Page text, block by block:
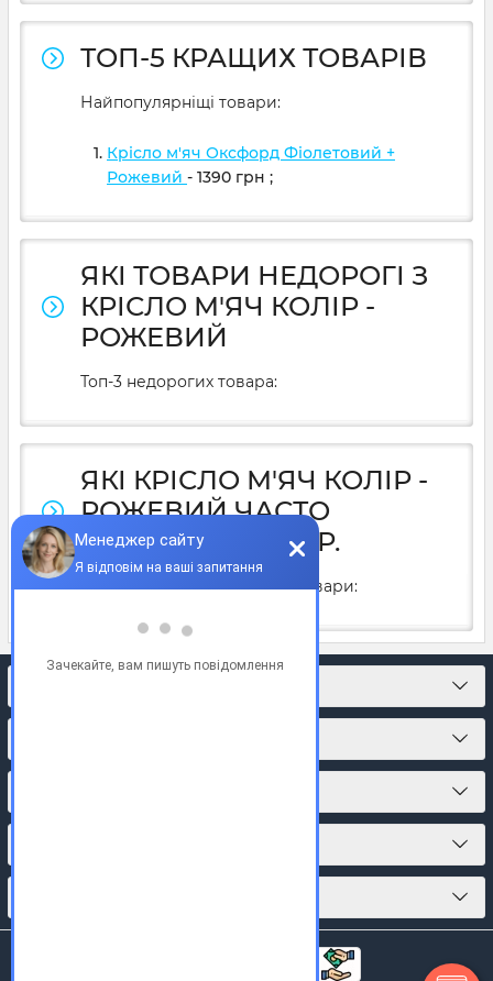
ТОП-5 КРАЩИХ ТОВАРІВ
Найпопулярніщі товари:
Крісло м'яч Оксфорд Фіолетовий +
Рожевий - 1390 грн ;
ЯКІ ТОВАРИ НЕДОРОГІ З
КРІСЛО М'ЯЧ КОЛІР -
РОЖЕВИЙ
Топ-3 недорогих товара:
ЯКІ КРІСЛО М'ЯЧ КОЛІР -
РОЖЕВИЙ ЧАСТО
КУПУЮТЬ У 2025Р.
У 2025 році часто купують товари: